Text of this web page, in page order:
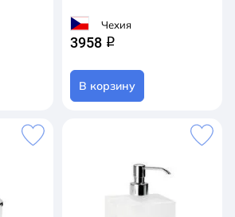
Чехия
3958 q
В корзину